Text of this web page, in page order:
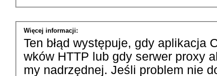
Więcej informacji:
Ten błąd występuje, gdy aplikacja
wków HTTP lub gdy serwer proxy
my nadrzędnej. Jeśli problem nie